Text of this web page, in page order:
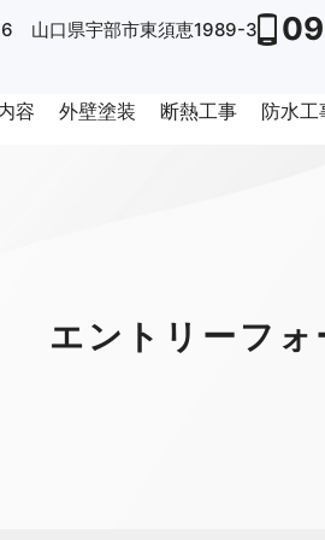
容 外壁塗装 断熱工事 防水工
山口県宇部市東須恵1989-3
エントリーフォ